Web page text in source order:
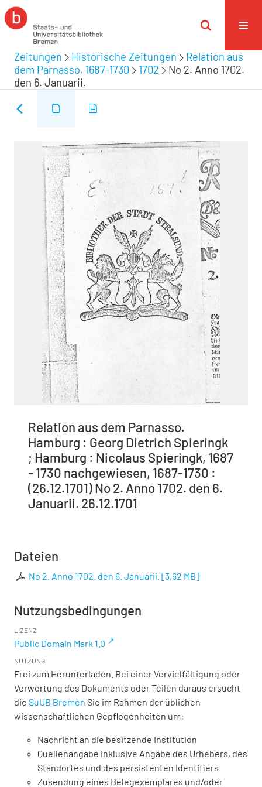
Zeitungen Historische Zeitungen
Relation aus
dem Parnasso. 1687-1730
1702
No 2. Anno 1702.
den 6. Januarii.
Relation aus dem Parnasso.
Hamburg : Georg Dietrich Spieringk
; Hamburg : Nicolaus Spieringk, 1687
- 1730 nachgewiesen, 1687-1730 :
(26.12.1701) No 2. Anno 1702. den 6.
Januarii. 26.12.1701
Dateien
No 2. Anno 1702. den 6. Januarii. [3,62 MB]
Nutzungsbedingungen
LIZENZ
Public Domain Mark 1.0
NUTZUNG
Frei zum Herunterladen. Bei einer Vervielfältigung oder
Verwertung des Dokuments oder Teilen daraus ersucht
die SuUB Bremen Sie im Rahmen der üblichen
wissenschaftlichen Gepflogenheiten um:
Nachricht an die besitzende Institution
Quellenangabe inklusive Angabe des Urhebers, des
Standortes und des persistenten Identifiers
Zusendung eines Belegexemplares und/oder